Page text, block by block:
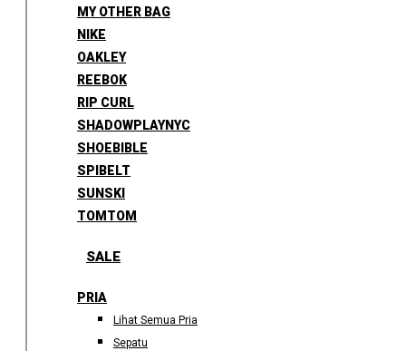
MY OTHER BAG
NIKE
OAKLEY
REEBOK
RIP CURL
SHADOWPLAYNYC
SHOEBIBLE
SPIBELT
SUNSKI
TOMTOM
SALE
PRIA
Lihat Semua Pria
Sepatu